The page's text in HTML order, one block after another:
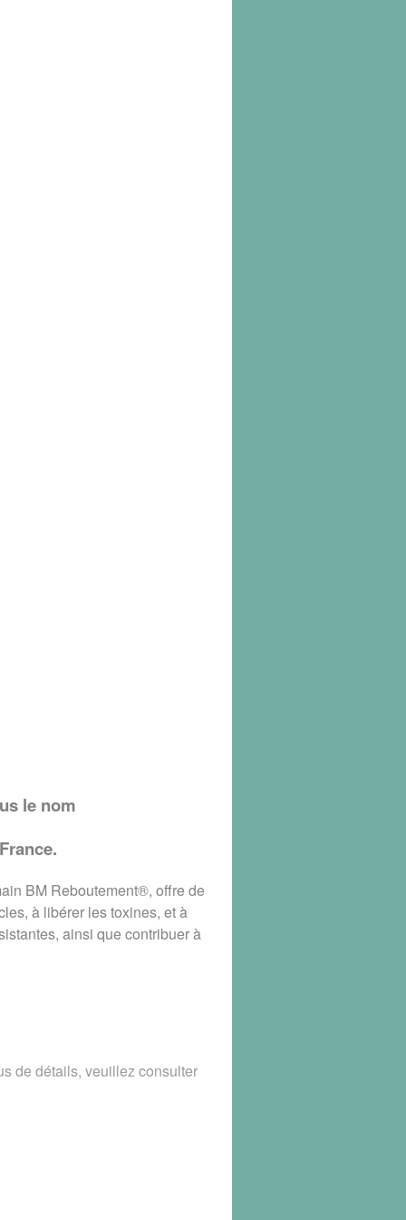
le nom
BM Reboutement®, offre de
à libérer les toxines, et à
ainsi que contribuer à
de détails, veuillez consulter